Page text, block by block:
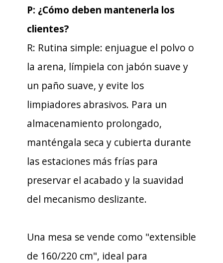
P: ¿Cómo deben mantenerla los
clientes?
R: Rutina simple: enjuague el polvo o
la arena, límpiela con jabón suave y
un paño suave, y evite los
limpiadores abrasivos. Para un
almacenamiento prolongado,
manténgala seca y cubierta durante
las estaciones más frías para
preservar el acabado y la suavidad
del mecanismo deslizante.
Una mesa se vende como "extensible
de 160/220 cm", ideal para